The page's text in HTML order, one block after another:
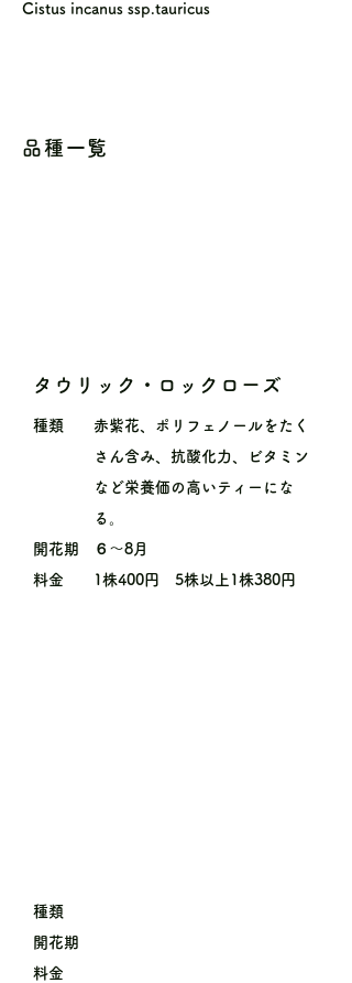
Cistus incanus ssp.tauricus
品種一覧
タウリック・ロックローズ
種類
赤紫花、ポリフェノールをたく
さん含み、抗酸化力、ビタミン
など栄養価の高いティーにな
る。
開花期
６〜8月
料金
1株400円 5株以上1株380円
種類
開花期
料金